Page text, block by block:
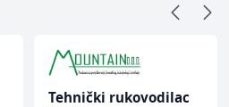
Tehnički rukovodilac